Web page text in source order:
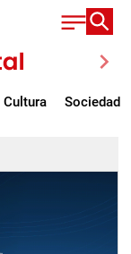
chevron_right
Cultura Sociedad